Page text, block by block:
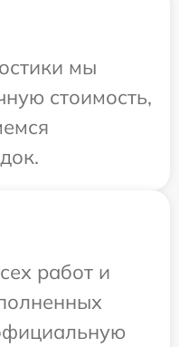
мы
стоимость,
работ и